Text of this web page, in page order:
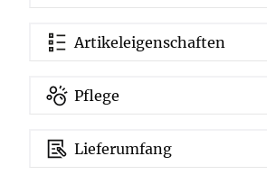
Artikeleigenschaften
Pflege
Lieferumfang